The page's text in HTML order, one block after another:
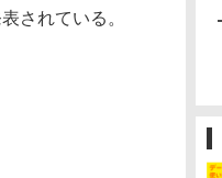
されている。